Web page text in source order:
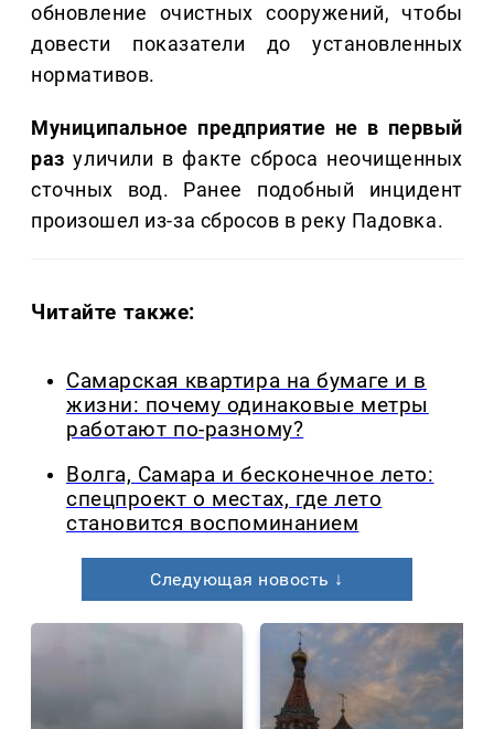
обновление очистных сооружений, чтобы
довести показатели до установленных
нормативов.
Муниципальное предприятие не в первый
раз уличили в факте сброса неочищенных
сточных вод. Ранее подобный инцидент
произошел из-за сбросов в реку Падовка.
Читайте также:
Самарская квартира на бумаге и в
жизни: почему одинаковые метры
работают по-разному?
Волга, Самара и бесконечное лето:
спецпроект о местах, где лето
становится воспоминанием
Следующая новость ↓